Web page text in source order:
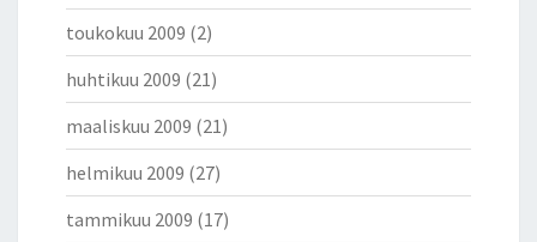
toukokuu 2009 (2)
huhtikuu 2009 (21)
maaliskuu 2009 (21)
helmikuu 2009 (27)
tammikuu 2009 (17)